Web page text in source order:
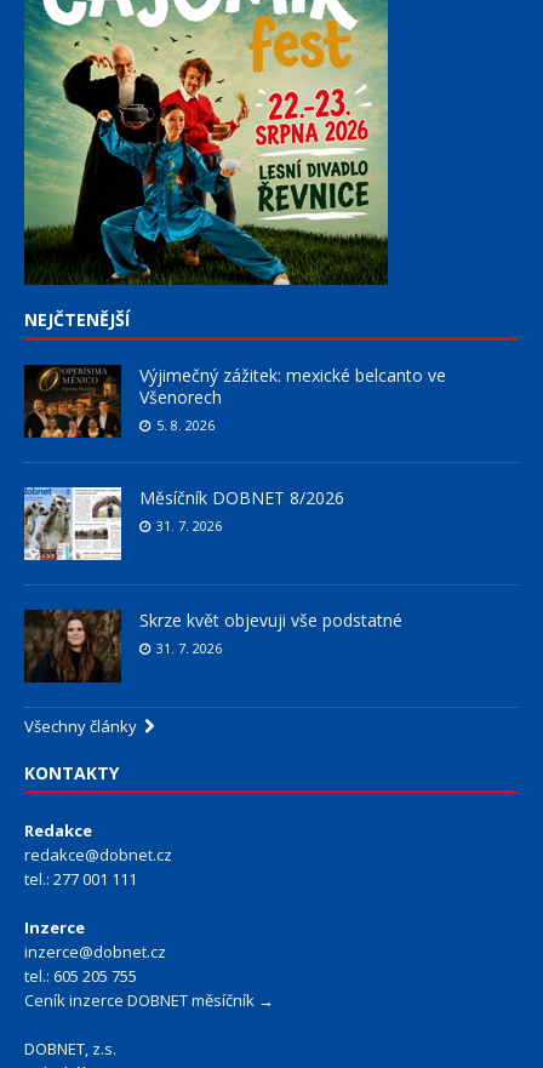
NEJČTENĚJŠÍ
Výjimečný zážitek: mexické belcanto ve
Všenorech
5. 8. 2026
Měsíčník DOBNET 8/2026
31. 7. 2026
Skrze květ objevuji vše podstatné
31. 7. 2026
Všechny články
KONTAKTY
Redakce
redakce@dobnet.cz
tel.: 277 001 111
Inzerce
inzerce@dobnet.cz
tel.: 605 205 755
Ceník inzerce DOBNET měsíčník →
DOBNET, z.s.